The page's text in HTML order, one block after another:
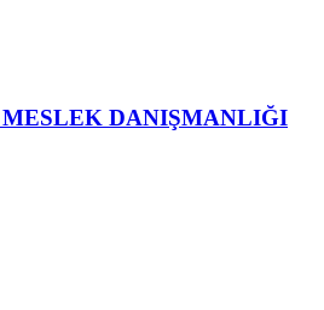
MESLEK DANIŞMANLIĞI